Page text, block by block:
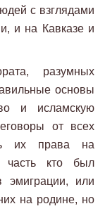
с взглядами
и на Кавказе и
разумных
основы
и исламскую
от всех
их права на
часть кто был
или
на родине, но